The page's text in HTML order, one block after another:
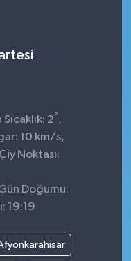
2° ,
10 km/s,
Noktası:
Doğumu:
19:19